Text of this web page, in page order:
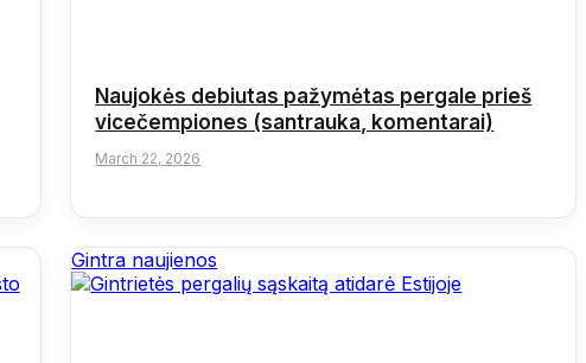
Naujokės debiutas pažymėtas pergale prieš
vicečempiones (santrauka, komentarai)
March 22, 2026
Gintra naujienos